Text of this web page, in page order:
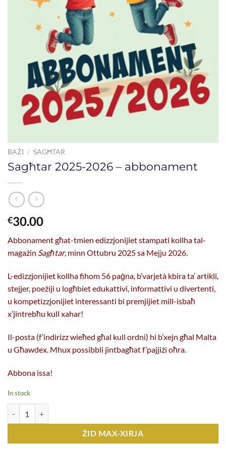
BAŻI / SAGĦTAR
Sagħtar 2025-2026 – abbonament
€30.00
Abbonament għat-tmien edizzjonijiet stampati kollha tal-
magażin Sagħtar, minn Ottubru 2025 sa Mejju 2026.
L-edizzjonijiet kollha fihom 56 paġna, b’varjetà kbira ta’ artikli,
stejjer, poeżiji u logħbiet edukattivi, informattivi u divertenti,
u kompetizzjonijiet interessanti bi premjijiet mill-isbaħ
x’jintrebħu kull xahar!
Il-posta (f’indirizz wieħed għal kull ordni) hi b’xejn għal Malta
u Għawdex. Mhux possibbli jintbagħat f’pajjiżi oħra.
Abbona issa!
In stock
ŻID MAX-XIRJA